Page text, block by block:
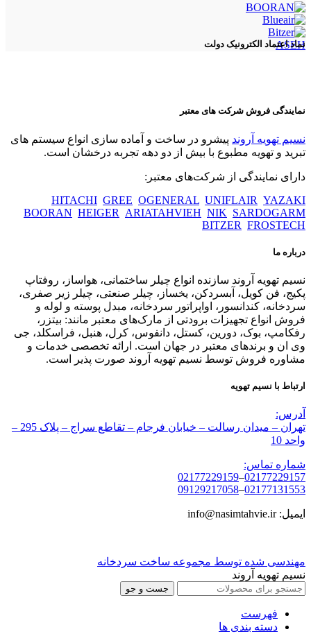
ASEH
نماد اعتماد الکترونیک دولت
نمایندگی فروش شرکت های معتبر
نسیم تهویه آروند پیشرو در ساخت و آماده سازی انواع سیستم های
تبرید و تهویه مطبوع با بیش از دو دهه تجربه درخشان است.
دارای نمایندگی از شرکت‌های معتبر:
HITACHI GREE OGENERAL UNIFLAIR YAZAKI
BOORAN HEIGER ARIATAHVIEH NIK SARDOGARM
BITZER FROSTECH
درباره ما
نسیم تهویه آروند سازنده انواع چیلر ساختمانی، هواساز، روفتاپ
پکیج، فن کویل، آبسردکن، یخساز، چیلر صنعتی، چیلر زیر صفری،
سردخانه، کندانسور، اواپراتور سردخانه، مبدل پوسته و لوله و
فروش انواع تجهیزات برودتی از مارک‌های معتبر مانند: بیتزر،
رفکامپ، بوک، دورین، کستل، دانفوس، کرل، هنبل، فراسکلد، جی
وی ان و برندهای معتبر در جهان است. ارائه تخصصی خدمات و
مشاوره فروش توسط نسیم تهویه آروند صورت پذیر است.
ارتباط با نسیم تهویه
آدرس:
تهران – میدان رسالت – خیابان فرجام – تقاطع سراج – پلاک 295 –
واحد 10
شماره تماس:
02177229157
–
02177229159
02177131553
–
09129217058
ایمیل: info@nasimtahvie.ir
مهندسی شده توسط مجموعه ساخت سردخانه
نسیم تهویه آروند
جست و جو
فهرست
دسته بندی ها